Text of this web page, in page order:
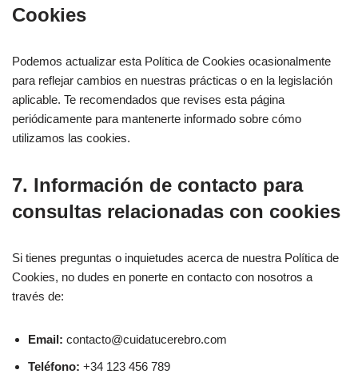
Cookies
Podemos actualizar esta Política de Cookies ocasionalmente
para reflejar cambios en nuestras prácticas o en la legislación
aplicable. Te recomendados que revises esta página
periódicamente para mantenerte informado sobre cómo
utilizamos las cookies.
7. Información de contacto para
consultas relacionadas con cookies
Si tienes preguntas o inquietudes acerca de nuestra Política de
Cookies, no dudes en ponerte en contacto con nosotros a
través de:
Email: contacto@cuidatucerebro.com
Teléfono: +34 123 456 789